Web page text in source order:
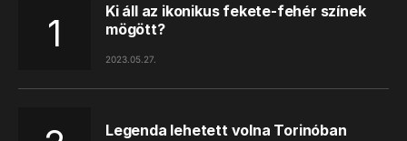
Ki áll az ikonikus fekete-fehér színek
mögött?
2023.05.27.
Legenda lehetett volna Torinóban